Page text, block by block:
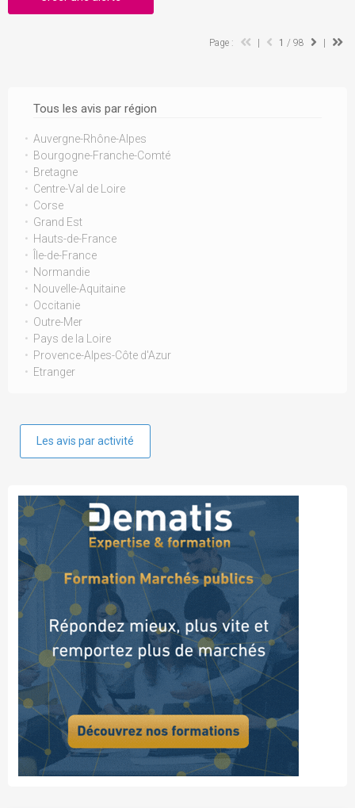
Tous les avis par région
Auvergne-Rhône-Alpes
Bourgogne-Franche-Comté
Bretagne
Centre-Val de Loire
Corse
Grand Est
Hauts-de-France
Île-de-France
Normandie
Nouvelle-Aquitaine
Occitanie
Outre-Mer
Pays de la Loire
Provence-Alpes-Côte d'Azur
Etranger
Les avis par activité
Page : 1 / 98